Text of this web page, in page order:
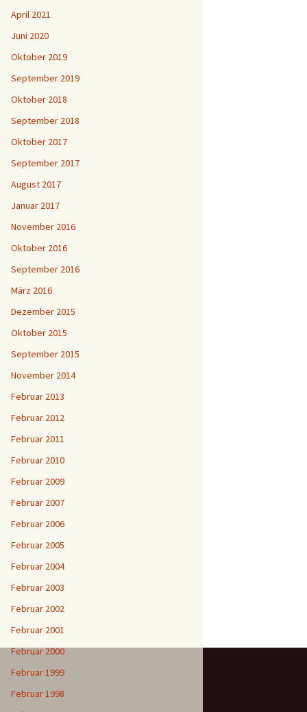
April 2021
Juni 2020
Oktober 2019
September 2019
Oktober 2018
September 2018
Oktober 2017
September 2017
August 2017
Januar 2017
November 2016
Oktober 2016
September 2016
März 2016
Dezember 2015
Oktober 2015
September 2015
November 2014
Februar 2013
Februar 2012
Februar 2011
Februar 2010
Februar 2009
Februar 2007
Februar 2006
Februar 2005
Februar 2004
Februar 2003
Februar 2002
Februar 2001
Februar 2000
Februar 1999
Februar 1998